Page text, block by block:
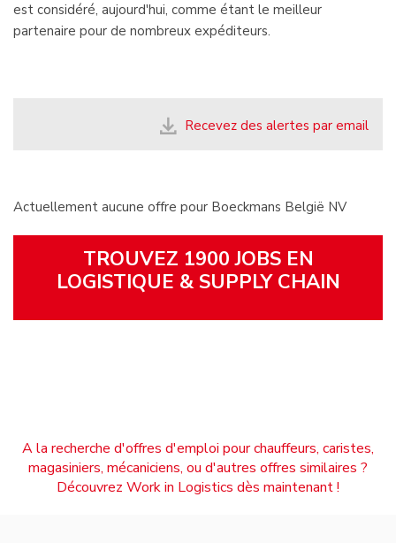
est considéré, aujourd'hui, comme étant le meilleur
partenaire pour de nombreux expéditeurs.
Recevez des alertes par email
Actuellement aucune offre pour Boeckmans België NV
TROUVEZ 1900 JOBS EN
LOGISTIQUE & SUPPLY CHAIN
A la recherche d'offres d'emploi pour chauffeurs, caristes,
magasiniers, mécaniciens, ou d'autres offres similaires ?
Découvrez Work in Logistics dès maintenant !